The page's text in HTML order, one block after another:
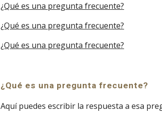
¿Qué es una pregunta frecuente?
¿Qué es una pregunta frecuente?
¿Qué es una pregunta frecuente?
¿Qué es una pregunta frecuente?
Aquí puedes escribir la respuesta a esa